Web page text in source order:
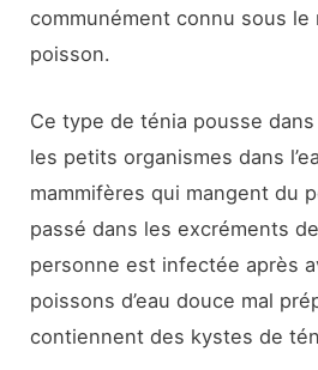
communément connu sous le
poisson.
Ce type de ténia pousse
les petits organismes dans
mammifères qui mangent du
passé dans les excréments
personne est infectée après
poissons d’eau douce mal
contiennent des kystes de